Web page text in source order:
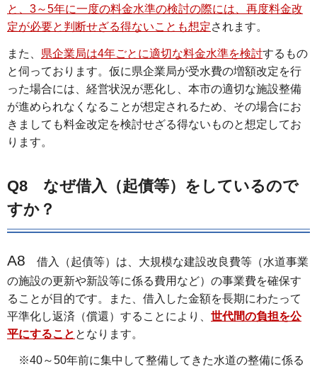
と、3～5年に一度の料金水準の検討の際には、再度料金改
定が必要と判断せざる得ないことも想定されます。
また、 県企業局は4年ごとに適切な料金水準を検討するもの
と伺っております。仮に県企業局が受水費の増額改定を行
った場合には、経営状況が悪化し、本市の適切な施設整備
が進められなくなることが想定されるため、その場合にお
きましても料金改定を検討せざる得ないものと想定してお
ります。
Q8 なぜ借入（起債等）をしているので
すか？
A8 借入（起債等）は、大規模な建設改良費等（水道事業
の施設の更新や新設等に係る費用など）の事業費を確保す
ることが目的です。また、借入した金額を長期にわたって
平準化し返済（償還）することにより、 世代間の負担を公
平にすること となります。
※40～50年前に集中して整備してきた水道の整備に係る